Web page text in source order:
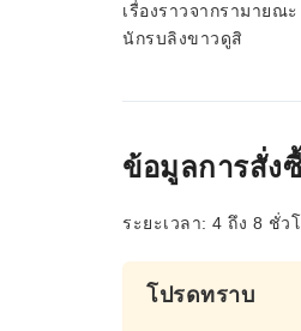
เรื่องราวจากรามายณ
นักรบลิงขาวดูสิ
ข้อมูลการสั่ง
ระยะเวลา: 4 ถึง 8 ชั่ว
โปรดทราบ